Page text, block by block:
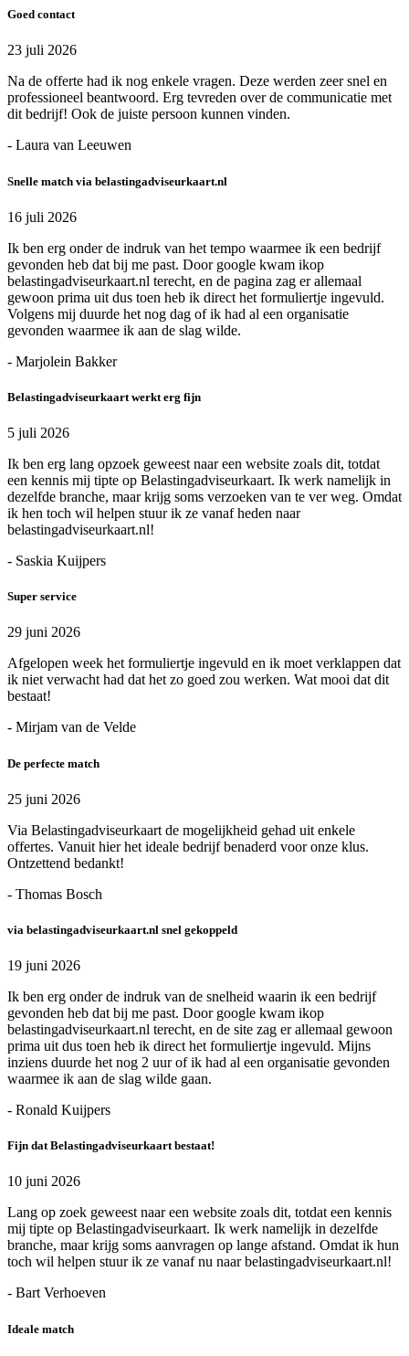
Goed contact
23 juli 2026
Na de offerte had ik nog enkele vragen. Deze werden zeer snel en
professioneel beantwoord. Erg tevreden over de communicatie met
dit bedrijf! Ook de juiste persoon kunnen vinden.
- Laura van Leeuwen
Snelle match via belastingadviseurkaart.nl
16 juli 2026
Ik ben erg onder de indruk van het tempo waarmee ik een bedrijf
gevonden heb dat bij me past. Door google kwam ikop
belastingadviseurkaart.nl terecht, en de pagina zag er allemaal
gewoon prima uit dus toen heb ik direct het formuliertje ingevuld.
Volgens mij duurde het nog dag of ik had al een organisatie
gevonden waarmee ik aan de slag wilde.
- Marjolein Bakker
Belastingadviseurkaart werkt erg fijn
5 juli 2026
Ik ben erg lang opzoek geweest naar een website zoals dit, totdat
een kennis mij tipte op Belastingadviseurkaart. Ik werk namelijk in
dezelfde branche, maar krijg soms verzoeken van te ver weg. Omdat
ik hen toch wil helpen stuur ik ze vanaf heden naar
belastingadviseurkaart.nl!
- Saskia Kuijpers
Super service
29 juni 2026
Afgelopen week het formuliertje ingevuld en ik moet verklappen dat
ik niet verwacht had dat het zo goed zou werken. Wat mooi dat dit
bestaat!
- Mirjam van de Velde
De perfecte match
25 juni 2026
Via Belastingadviseurkaart de mogelijkheid gehad uit enkele
offertes. Vanuit hier het ideale bedrijf benaderd voor onze klus.
Ontzettend bedankt!
- Thomas Bosch
via belastingadviseurkaart.nl snel gekoppeld
19 juni 2026
Ik ben erg onder de indruk van de snelheid waarin ik een bedrijf
gevonden heb dat bij me past. Door google kwam ikop
belastingadviseurkaart.nl terecht, en de site zag er allemaal gewoon
prima uit dus toen heb ik direct het formuliertje ingevuld. Mijns
inziens duurde het nog 2 uur of ik had al een organisatie gevonden
waarmee ik aan de slag wilde gaan.
- Ronald Kuijpers
Fijn dat Belastingadviseurkaart bestaat!
10 juni 2026
Lang op zoek geweest naar een website zoals dit, totdat een kennis
mij tipte op Belastingadviseurkaart. Ik werk namelijk in dezelfde
branche, maar krijg soms aanvragen op lange afstand. Omdat ik hun
toch wil helpen stuur ik ze vanaf nu naar belastingadviseurkaart.nl!
- Bart Verhoeven
Ideale match